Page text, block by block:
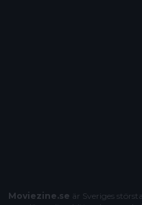
Moviezine.se är Sveriges